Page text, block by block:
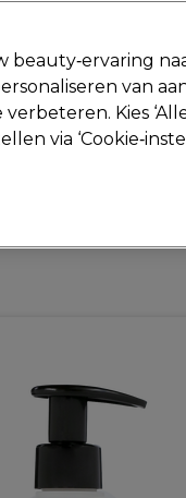
Deals Haar Elektra
beauty‑ervaring
van
Kies
via